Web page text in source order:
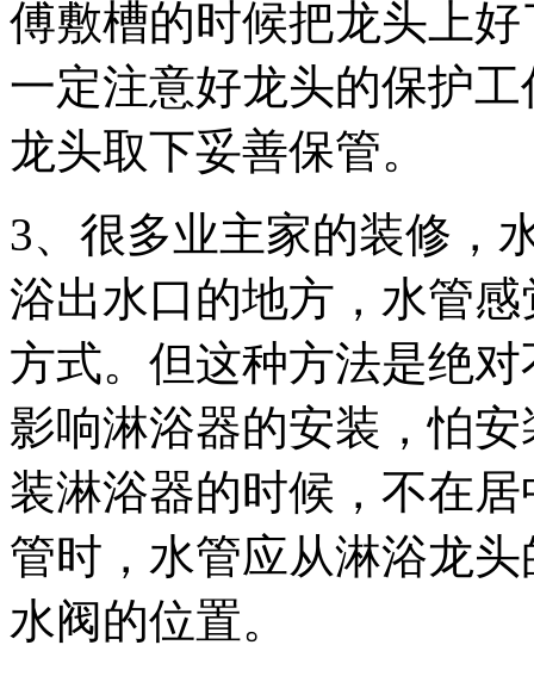
傅敷槽的时候把龙头上
一定注意好龙头的保护
龙头取下妥善保管。
3、很多业主家的装修，
浴出水口的地方，水管
方式。但这种方法是绝
影响淋浴器的安装，怕
装淋浴器的时候，不在
管时，水管应从淋浴龙
水阀的位置。